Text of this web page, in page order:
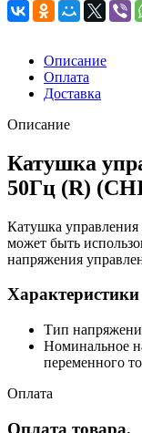
Описание
Оплата
Доставка
Описание
Катушка
50Гц (R)
Катушка управления
может быть
напряжения
Характеристики
Тип
Номинальное
переменного
Оплата
Оплата товара.